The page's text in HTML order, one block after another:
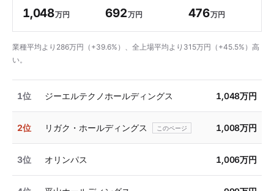
1,048万円 692万円 476万円
業種平均より286万円（+39.6%）、全上場平均より315万円（+45.5%）高
い。
1位 ジーエルテクノホールディングス 1,048万円
2位 リガク・ホールディングス 1,008万円
3位 オリンパス 1,006万円